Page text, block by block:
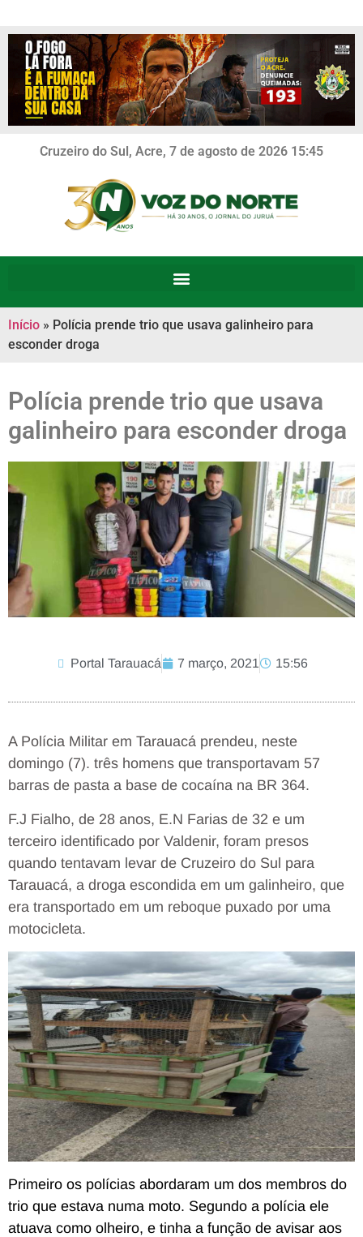
Cruzeiro do Sul, Acre, 7 de agosto de 2026 15:45
Início » Polícia prende trio que usava galinheiro para
esconder droga
Polícia prende trio que usava
galinheiro para esconder droga
Portal Tarauacá 7 março, 2021 15:56
A Polícia Militar em Tarauacá prendeu, neste
domingo (7). três homens que transportavam 57
barras de pasta a base de cocaína na BR 364.
F.J Fialho, de 28 anos, E.N Farias de 32 e um
terceiro identificado por Valdenir, foram presos
quando tentavam levar de Cruzeiro do Sul para
Tarauacá, a droga escondida em um galinheiro, que
era transportado em um reboque puxado por uma
motocicleta.
Primeiro os polícias abordaram um dos membros do
trio que estava numa moto. Segundo a polícia ele
atuava como olheiro, e tinha a função de avisar aos